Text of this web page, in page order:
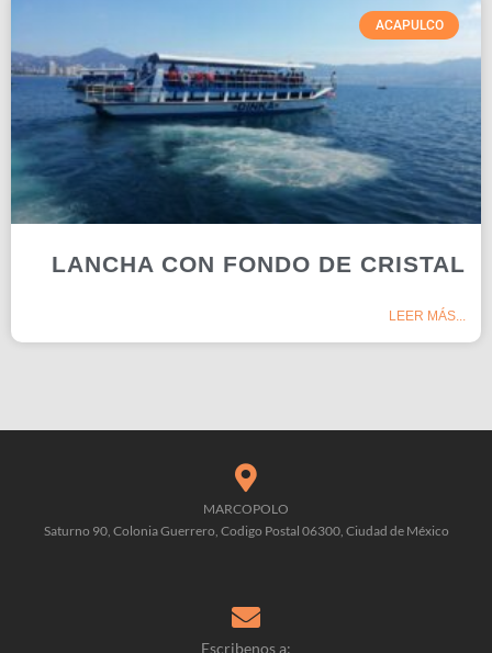
ACAPULCO
LANCHA CON FONDO DE CRISTAL
LEER MÁS...
MARCOPOLO
Saturno 90, Colonia Guerrero, Codigo Postal 06300, Ciudad de México
Escribenos a: